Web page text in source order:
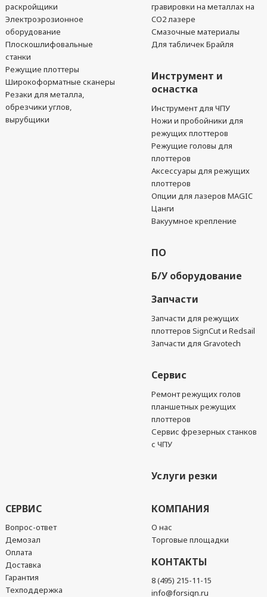
раскройщики
Электроэрозионное
оборудование
Плоскошлифовальные
станки
Режущие плоттеры
Широкоформатные сканеры
Резаки для металла,
обрезчики углов,
вырубщики
гравировки на металлах на
CO2 лазере
Смазочные материалы
Для табличек Брайля
Инструмент и
оснастка
Инструмент для ЧПУ
Ножи и пробойники для
режущих плоттеров
Режущие головы для
плоттеров
Аксессуары для режущих
плоттеров
Опции для лазеров MAGIC
Цанги
Вакуумное крепление
ПО
Б/У оборудование
Запчасти
Запчасти для режущих
плоттеров SignCut и Redsail
Запчасти для Gravotech
Сервис
Ремонт режущих голов
планшетных режущих
плоттеров
Сервис фрезерных станков
с ЧПУ
Услуги резки
СЕРВИС
Вопрос-ответ
Демозал
Оплата
Доставка
Гарантия
Техподдержка
КОМПАНИЯ
О нас
Торговые площадки
КОНТАКТЫ
8 (495) 215-11-15
info@forsign.ru